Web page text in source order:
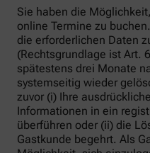
Sie haben die
online Termine zu
die erforderlichen Daten
(Rechtsgrundlage ist Art.
spätestens drei Monate
systemseitig wieder
zuvor (i) Ihre
Informationen in ein
überführen oder (ii) die
Gastkunde begehrt. Als